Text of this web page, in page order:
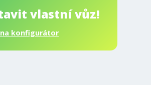
vlastní vůz!
konfigurátor